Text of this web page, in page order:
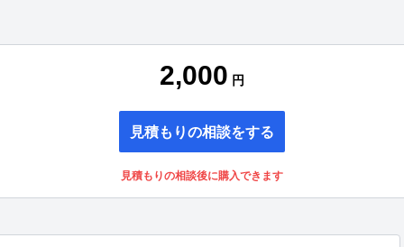
2,000 円
見積もりの相談をする
見積もりの相談後に購入できます